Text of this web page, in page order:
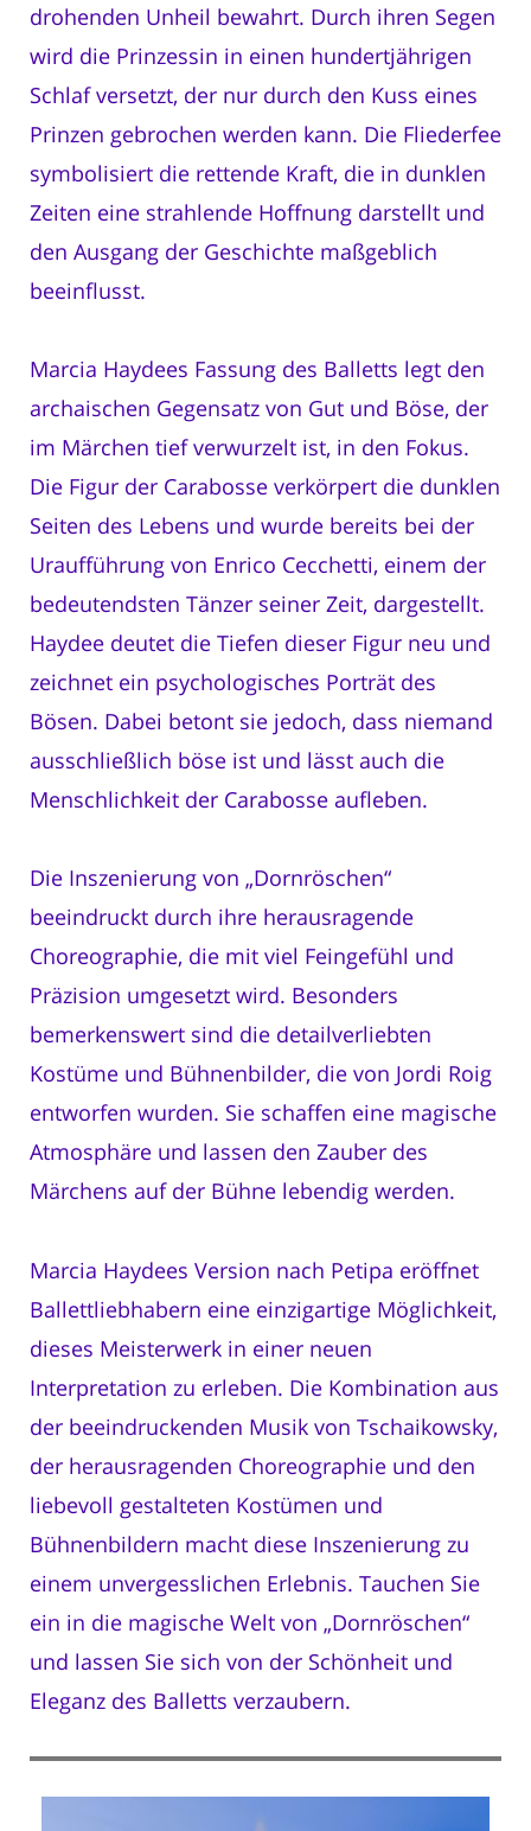
drohenden Unheil bewahrt. Durch ihren Segen
wird die Prinzessin in einen hundertjährigen
Schlaf versetzt, der nur durch den Kuss eines
Prinzen gebrochen werden kann. Die Fliederfee
symbolisiert die rettende Kraft, die in dunklen
Zeiten eine strahlende Hoffnung darstellt und
den Ausgang der Geschichte maßgeblich
beeinflusst.
Marcia Haydees Fassung des Balletts legt den
archaischen Gegensatz von Gut und Böse, der
im Märchen tief verwurzelt ist, in den Fokus.
Die Figur der Carabosse verkörpert die dunklen
Seiten des Lebens und wurde bereits bei der
Uraufführung von Enrico Cecchetti, einem der
bedeutendsten Tänzer seiner Zeit, dargestellt.
Haydee deutet die Tiefen dieser Figur neu und
zeichnet ein psychologisches Porträt des
Bösen. Dabei betont sie jedoch, dass niemand
ausschließlich böse ist und lässt auch die
Menschlichkeit der Carabosse aufleben.
Die Inszenierung von „Dornröschen“
beeindruckt durch ihre herausragende
Choreographie, die mit viel Feingefühl und
Präzision umgesetzt wird. Besonders
bemerkenswert sind die detailverliebten
Kostüme und Bühnenbilder, die von Jordi Roig
entworfen wurden. Sie schaffen eine magische
Atmosphäre und lassen den Zauber des
Märchens auf der Bühne lebendig werden.
Marcia Haydees Version nach Petipa eröffnet
Ballettliebhabern eine einzigartige Möglichkeit,
dieses Meisterwerk in einer neuen
Interpretation zu erleben. Die Kombination aus
der beeindruckenden Musik von Tschaikowsky,
der herausragenden Choreographie und den
liebevoll gestalteten Kostümen und
Bühnenbildern macht diese Inszenierung zu
einem unvergesslichen Erlebnis. Tauchen Sie
ein in die magische Welt von „Dornröschen“
und lassen Sie sich von der Schönheit und
Eleganz des Balletts verzaubern.